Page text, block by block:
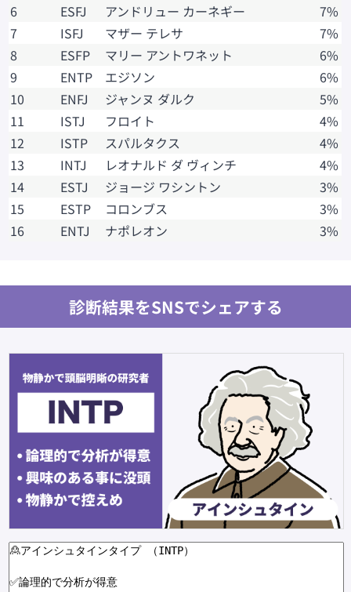
6
ESFJ アンドリュー カーネギー
7%
7
ISFJ マザー テレサ
7%
8
ESFP マリー アントワネット
6%
9
ENTP エジソン
6%
10
ENFJ ジャンヌ ダルク
5%
11
ISTJ フロイト
4%
12
ISTP スパルタクス
4%
13
INTJ レオナルド ダ ヴィンチ
4%
14
ESTJ ジョージ ワシントン
3%
15
ESTP コロンブス
3%
16
ENTJ ナポレオン 3%
診断結果をSNSでシェアする